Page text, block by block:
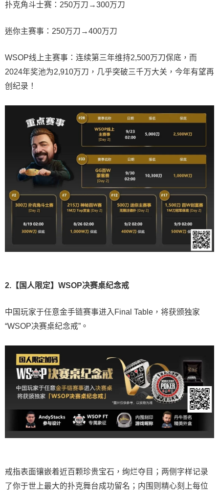
扑克角斗士赛：250万刀→300万刀
迷你主赛事：250万刀→400万刀
WSOP线上主赛事：连续第三年维持2,500万刀保底，而
2024年奖池为2,910万刀，几乎突破三千万大关，今年有望再
创纪录！
2.【国人限定】WSOP决赛桌纪念戒
中国玩家于任意金手链赛事进入Final Table，将获颁独家
“WSOP决赛桌纪念戒”。
戒指表面镶嵌着近百颗珍贵宝石，绚烂夺目；两侧字样记录
了你于世上最大的扑克舞台成功留名；内围则精心刻上每位